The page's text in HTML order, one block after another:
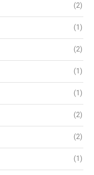
(2)
(1)
(2)
(1)
(1)
(2)
(2)
(1)